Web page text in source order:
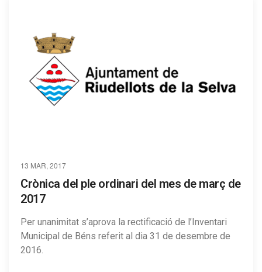
13 MAR, 2017
Crònica del ple ordinari del mes de març de
2017
Per unanimitat s’aprova la rectificació de l’Inventari
Municipal de Béns referit al dia 31 de desembre de
2016.